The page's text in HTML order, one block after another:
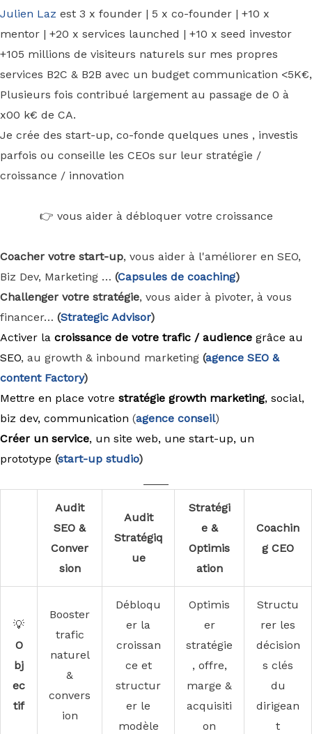
Julien Laz est 3 x founder | 5 x co-founder | +10 x
mentor | +20 x services launched | +10 x seed investor
+105 millions de visiteurs naturels sur mes propres
services B2C & B2B avec un budget communication <5K€,
Plusieurs fois contribué largement au passage de 0 à
x00 k€ de CA.
Je crée des start-up, co-fonde quelques unes , investis
parfois ou conseille les CEOs sur leur stratégie /
croissance / innovation
👉 vous aider à débloquer votre croissance
Coacher votre start-up, vous aider à l'améliorer en SEO,
Biz Dev, Marketing … (Capsules de coaching)
Challenger votre stratégie, vous aider à pivoter, à vous
financer… (Strategic Advisor)
Activer la croissance de votre trafic / audience grâce au
SEO, au growth & inbound marketing (agence SEO &
content Factory)
Mettre en place votre stratégie growth marketing, social,
biz dev, communication (agence conseil)
Créer un service, un site web, une start-up, un
prototype (start-up studio)
Audit
SEO &
Conver
sion
Audit
Stratégiq
ue
Stratégi
e &
Optimis
ation
Coachin
g CEO
💡
O
bj
ec
tif
Booster
trafic
naturel
&
convers
ion
Débloqu
er la
croissan
ce et
structur
er le
modèle
Optimis
er
stratégie
, offre,
marge &
acquisiti
on
Structu
rer les
décision
s clés
du
dirigean
t